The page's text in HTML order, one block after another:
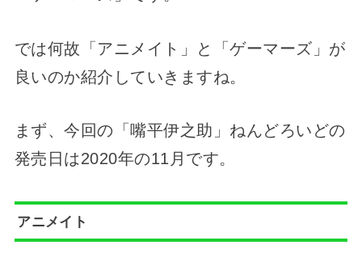
では何故「アニメイト」と「ゲーマーズ」が
良いのか紹介していきますね。
まず、今回の「嘴平伊之助」ねんどろいどの
発売日は2020年の11月です。
アニメイト